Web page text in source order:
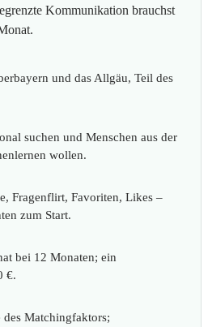
Kommunikation brauchst
und das Allgäu, Teil des
suchen und Menschen aus der
wollen.
Fragenflirt, Favoriten, Likes –
zum Start.
bei 12 Monaten; ein
€.
Matchingfaktors;